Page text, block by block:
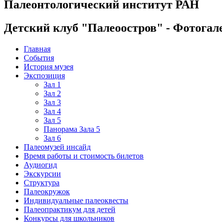
Палеонтологический институт РАН
Детский клуб "Палеоостров" -
Главная
События
История музея
Экспозиция
Зал 1
Зал 2
Зал 3
Зал 4
Зал 5
Панорама Зала 5
Зал 6
Палеомузей инсайд
Время работы и стоимость билетов
Аудиогид
Экскурсии
Структура
Палеокружок
Индивидуальные палеоквесты
Палеопрактикум для детей
Конкурсы для школьников